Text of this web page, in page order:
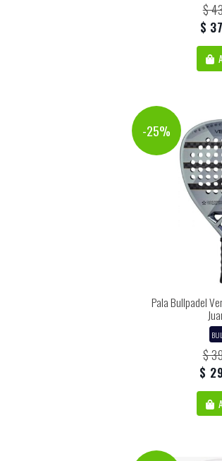
$
$
-25%
Pala Bullpadel
$
$